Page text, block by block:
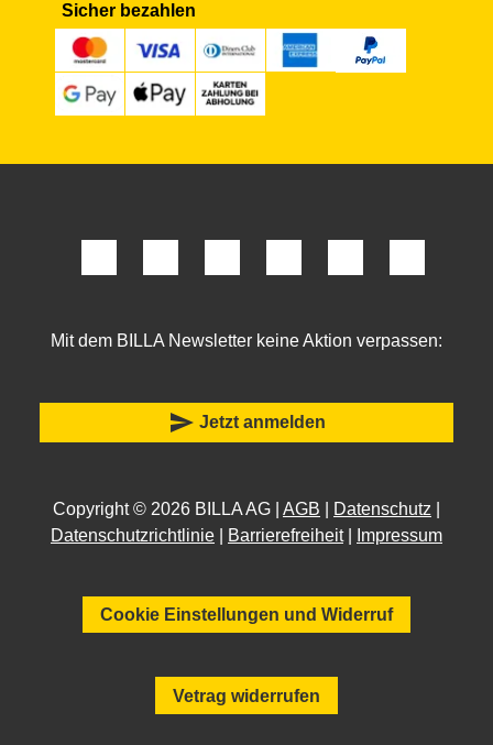
Sicher bezahlen
Mit dem BILLA Newsletter keine Aktion verpassen:
send Jetzt anmelden
Copyright © 2026 BILLA AG | AGB Datenschutz
Datenschutzrichtlinie
Barrierefreiheit| Impressum
Cookie Einstellungen und Widerruf
Vetrag widerrufen